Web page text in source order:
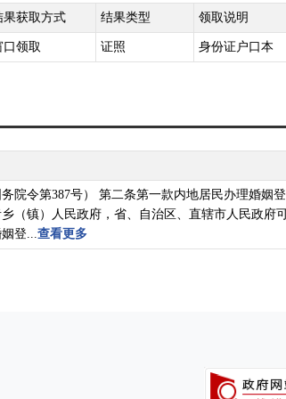
果获取方式 结果类型 领取说明
口领取 证照 身份证户口本
院令第387号） 第二条第一款内地居民办理婚姻
（镇）人民政府，省、自治区、直辖市人民政府
登...查看更多